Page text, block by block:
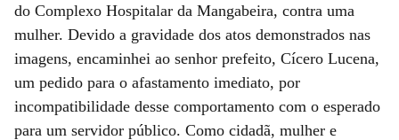
do Complexo Hospitalar da Mangabeira, contra uma
mulher. Devido a gravidade dos atos demonstrados nas
imagens, encaminhei ao senhor prefeito, Cícero Lucena,
um pedido para o afastamento imediato, por
incompatibilidade desse comportamento com o esperado
para um servidor público. Como cidadã, mulher e